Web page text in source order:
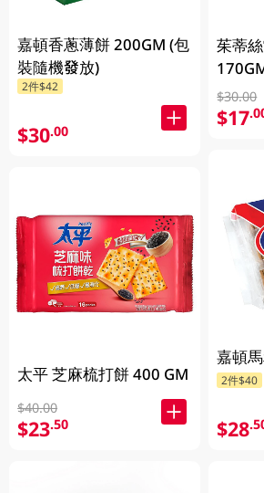
嘉頓香蔥薄餅 200GM (包
裝隨機發放)
2件$42
$30.00
太平 芝麻梳打餅 400 GM
$40.00
$23.50
茱蒂
$30.00
$17
嘉頓
2件$40
$28